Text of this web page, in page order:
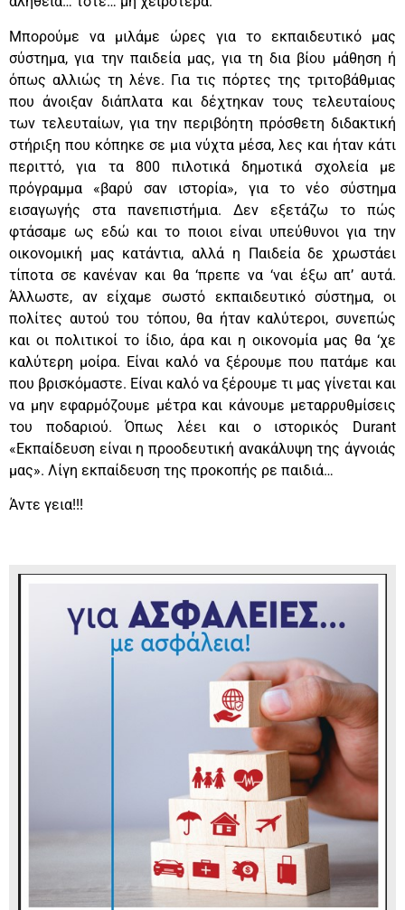
Μπορούμε να μιλάμε ώρες για το εκπαιδευτικό μας
σύστημα, για την παιδεία μας, για τη δια βίου μάθηση ή
όπως αλλιώς τη λένε. Για τις πόρτες της τριτοβάθμιας
που άνοιξαν διάπλατα και δέχτηκαν τους τελευταίους
των τελευταίων, για την περιβόητη πρόσθετη διδακτική
στήριξη που κόπηκε σε μια νύχτα μέσα, λες και ήταν κάτι
περιττό, για τα 800 πιλοτικά δημοτικά σχολεία με
πρόγραμμα «βαρύ σαν ιστορία», για το νέο σύστημα
εισαγωγής στα πανεπιστήμια. Δεν εξετάζω το πώς
φτάσαμε ως εδώ και το ποιοι είναι υπεύθυνοι για την
οικονομική μας κατάντια, αλλά η Παιδεία δε χρωστάει
τίποτα σε κανέναν και θα ‘πρεπε να ‘ναι έξω απ’ αυτά.
Άλλωστε, αν είχαμε σωστό εκπαιδευτικό σύστημα, οι
πολίτες αυτού του τόπου, θα ήταν καλύτεροι, συνεπώς
και οι πολιτικοί το ίδιο, άρα και η οικονομία μας θα ‘χε
καλύτερη μοίρα. Είναι καλό να ξέρουμε που πατάμε και
που βρισκόμαστε. Είναι καλό να ξέρουμε τι μας γίνεται και
να μην εφαρμόζουμε μέτρα και κάνουμε μεταρρυθμίσεις
του ποδαριού. Όπως λέει και ο ιστορικός Durant
«Εκπαίδευση είναι η προοδευτική ανακάλυψη της άγνοιάς
μας». Λίγη εκπαίδευση της προκοπής ρε παιδιά…
Άντε γεια!!!